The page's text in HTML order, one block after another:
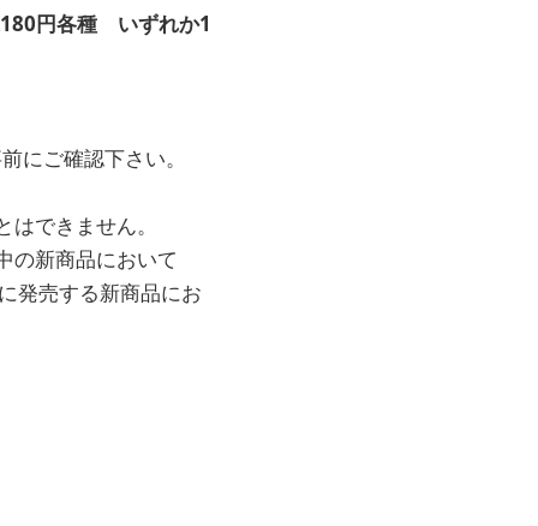
円各種 いずれか1
にご確認下さい。
できません。
の新商品において
発売する新商品にお